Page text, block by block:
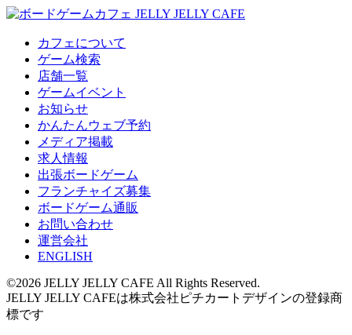
カフェについて
ゲーム検索
店舗一覧
ゲームイベント
お知らせ
かんたんウェブ予約
メディア掲載
求人情報
出張ボードゲーム
フランチャイズ募集
ボードゲーム通販
お問い合わせ
運営会社
ENGLISH
©2026 JELLY JELLY CAFE All Rights Reserved.
JELLY JELLY CAFEは株式会社ピチカートデザインの登録商
標です